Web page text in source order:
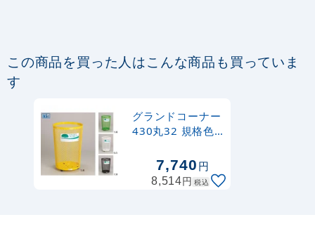
1,470円 税抜
この商品を買った人はこんな商品も買っていま
す
グランドコーナー
430丸32 規格色:
7,740円
8,514円 税込